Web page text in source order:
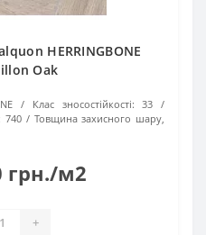
HERRINGBONE
Oak
Клас зносостійкості:
33
740
Товщина захисного шару,
грн./м2
+